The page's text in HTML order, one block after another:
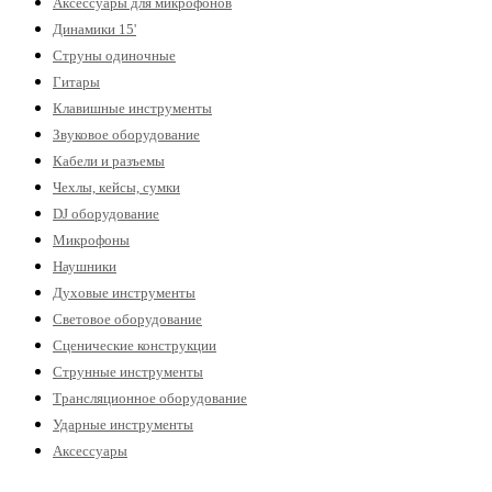
Динамики 15'
Струны одиночные
Гитары
Клавишные инструменты
Звуковое оборудование
Кабели и разъемы
Чехлы, кейсы, сумки
DJ оборудование
Микрофоны
Наушники
Духовые инструменты
Световое оборудование
Сценические конструкции
Струнные инструменты
Трансляционное оборудование
Ударные инструменты
Аксессуары